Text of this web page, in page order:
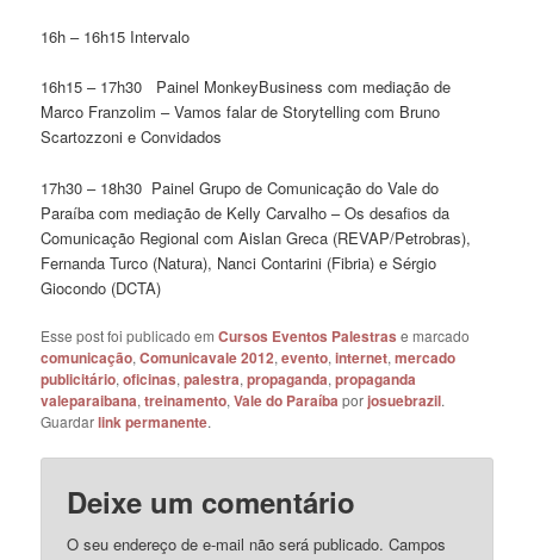
16h – 16h15 Intervalo
16h15 – 17h30 Painel MonkeyBusiness com mediação de
Marco Franzolim – Vamos falar de Storytelling com Bruno
Scartozzoni e Convidados
17h30 – 18h30 Painel Grupo de Comunicação do Vale do
Paraíba com mediação de Kelly Carvalho – Os desafios da
Comunicação Regional com Aislan Greca (REVAP/Petrobras),
Fernanda Turco (Natura), Nanci Contarini (Fibria) e Sérgio
Giocondo (DCTA)
Esse post foi publicado emCursos Eventos Palestras e marcado
comunicação,Comunicavale 2012,evento,internet,mercado
publicitário,oficinas,palestra,propaganda,propaganda
valeparaibana,treinamento,Vale do Paraíba porjosuebrazil.
Guardarlink permanente.
Deixe um comentário
O seu endereço de e-mail não será publicado. Campos